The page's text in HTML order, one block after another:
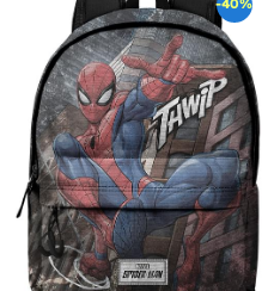
-40%